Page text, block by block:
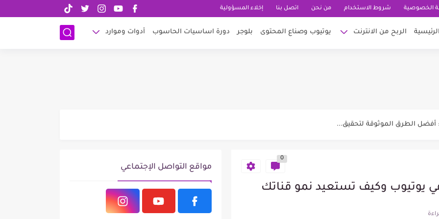
الربح من الانترنت اتصل بنا
الخصوصية شروط الاستخدام من نحن اتصل بنا إخلاء المسؤولية
الربح من الانترنت يوتيوب وصناع المحتوى بلوجر دورة اساسيات الحاسوب أدوات وموارد
يجذب العملاء ويزيد فرص...
0
يوتيوب وكيف تستعيد نمو قناتك
مواقع التواصل الإجتماعي